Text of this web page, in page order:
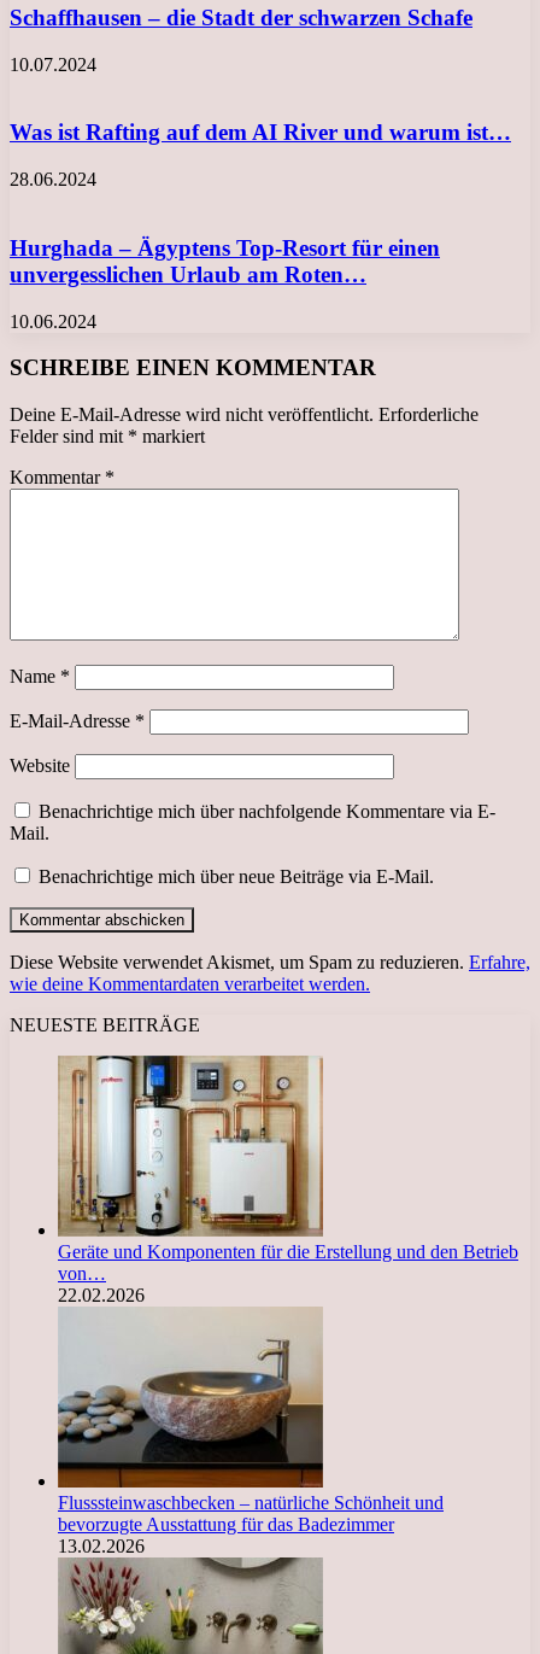
Schaffhausen – die Stadt der schwarzen Schafe
10.07.2024
Was ist Rafting auf dem AI River und warum ist…
28.06.2024
Hurghada – Ägyptens Top-Resort für einen
unvergesslichen Urlaub am Roten…
10.06.2024
SCHREIBE EINEN KOMMENTAR
Deine E-Mail-Adresse wird nicht veröffentlicht. Erforderliche
Felder sind mit * markiert
Kommentar *
Name *
E-Mail-Adresse *
Website
Benachrichtige mich über nachfolgende Kommentare via E-
Mail.
Benachrichtige mich über neue Beiträge via E-Mail.
Diese Website verwendet Akismet, um Spam zu reduzieren. Erfahre,
wie deine Kommentardaten verarbeitet werden.
NEUESTE BEITRÄGE
Geräte und Komponenten für die Erstellung und den Betrieb
von…
22.02.2026
Flusssteinwaschbecken – natürliche Schönheit und
bevorzugte Ausstattung für das Badezimmer
13.02.2026